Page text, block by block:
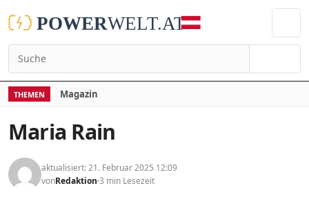
THEMEN Magazin
Maria Rain
aktualisiert: 21. Februar 2025 12:09
vonRedaktion 3 min Lesezeit